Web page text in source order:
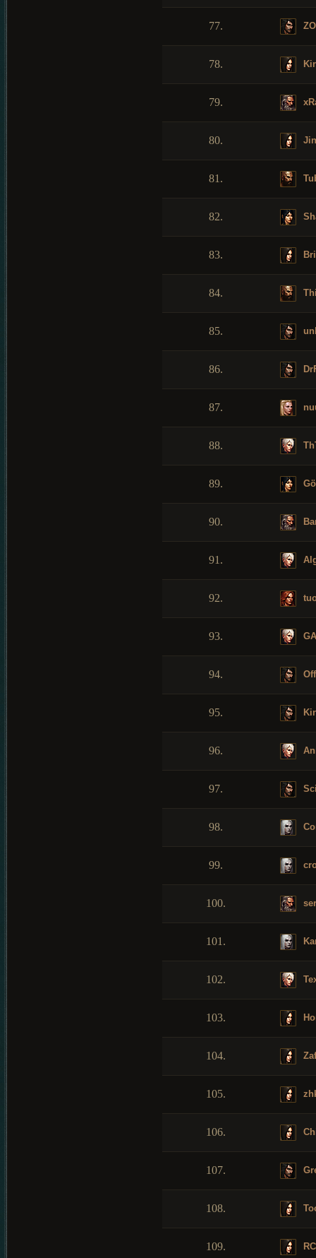
77.
78.
79.
80.
81.
82.
83.
84.
85.
86.
87.
88.
89.
90.
91.
92.
93.
94.
95.
96.
97.
98.
99.
100.
101.
102.
103.
104.
105.
106.
107.
108.
109.